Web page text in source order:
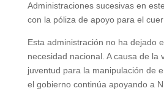
Administraciones sucesivas en
con la póliza de apoyo para el
Esta administración no ha dejado
necesidad nacional. A causa de la
juventud para la manipulación de
el gobierno continúa apoyando a